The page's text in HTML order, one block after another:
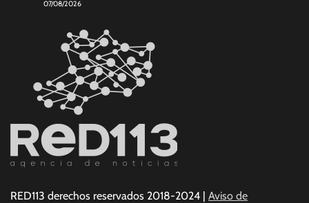
07/08/2026
RED113 derechos reservados 2018-2024 | Aviso de